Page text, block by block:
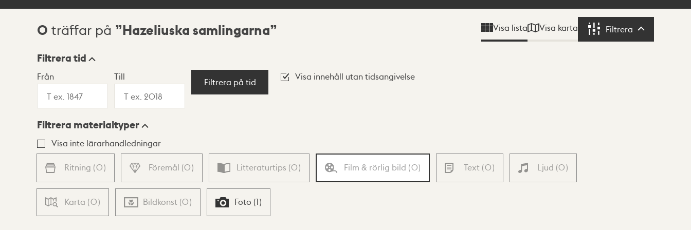
Sökresultat
0 träffar på Hazeliuska samlingarna Visa lista Visa karta Filtrera Filtrera
Visningsläge
Lista Karta
Filtrera tid
Från Till
Filtrera på tid
Visa innehåll utan tidsangivelse
Filtrera materialtyper
Visa inte lärarhandledningar
Ritning (0) Föremål (0) Litteraturtips (0) Film & rörlig bild (0) Text (0) Ljud (0)
Karta (0) Bildkonst (0) Foto (1)